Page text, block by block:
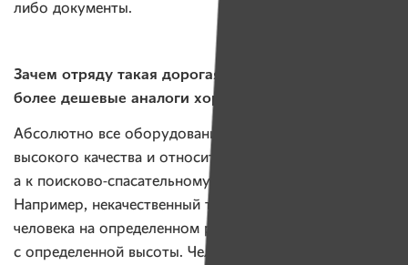
либо документы.
Зачем отряду такая дорогая техника? Есть же
более дешевые аналоги хорошего качества
Абсолютно все оборудование в отряде должно быть
высокого качества и относиться не к туристическому,
а к поисково-спасательному.
Например, некачественный тепловизор не обнаружит
человека на определенном расстоянии,
с определенной высоты. Человека не найдут,